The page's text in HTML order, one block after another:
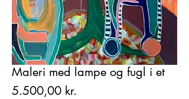
Maleri med lampe og fugl i et
5.500,00 kr.